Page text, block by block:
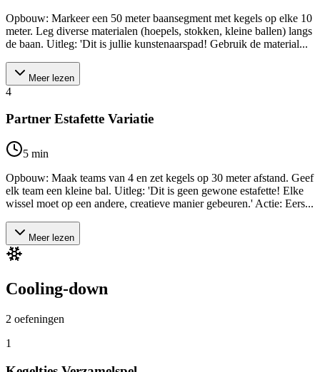
Opbouw: Markeer een 50 meter baansegment met kegels op elke 10
meter. Leg diverse materialen (hoepels, stokken, kleine ballen) langs
de baan. Uitleg: 'Dit is jullie kunstenaarspad! Gebruik de material...
Meer lezen
4
Partner Estafette Variatie
5 min
Opbouw: Maak teams van 4 en zet kegels op 30 meter afstand. Geef
elk team een kleine bal. Uitleg: 'Dit is geen gewone estafette! Elke
wissel moet op een andere, creatieve manier gebeuren.' Actie: Eers...
Meer lezen
Cooling-down
2 oefeningen
1